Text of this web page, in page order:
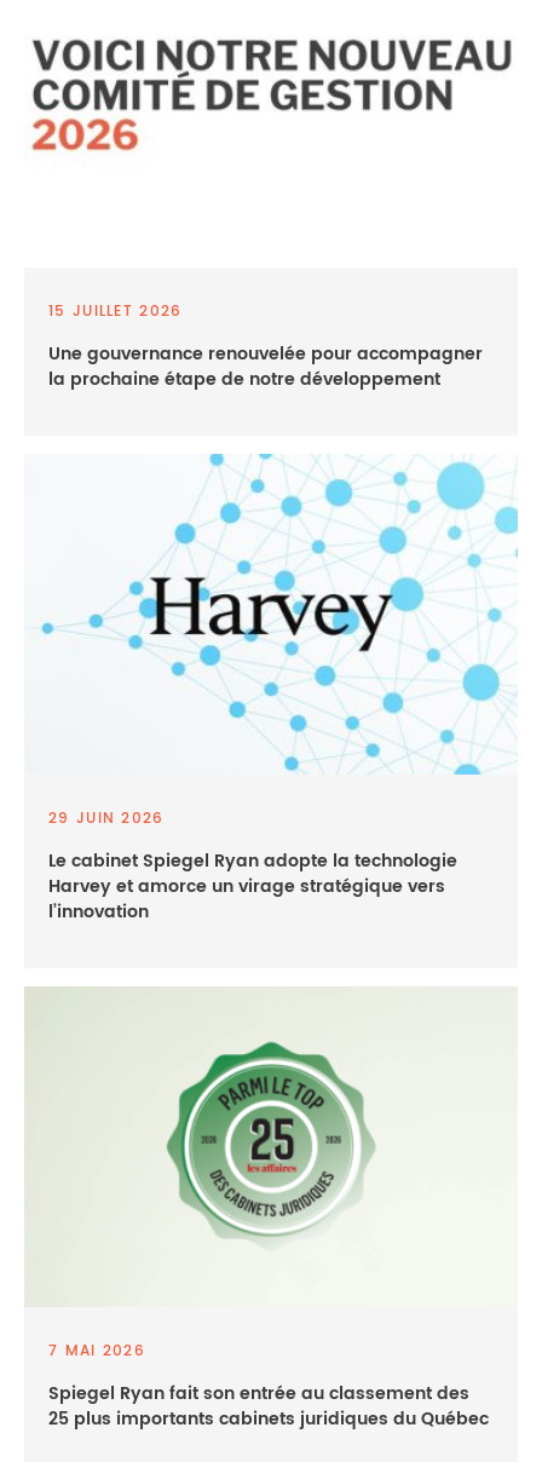
15 JUILLET 2026
Une gouvernance renouvelée pour accompagner
la prochaine étape de notre développement
29 JUIN 2026
Le cabinet Spiegel Ryan adopte la technologie
Harvey et amorce un virage stratégique vers
l’innovation
7 MAI 2026
Spiegel Ryan fait son entrée au classement des
25 plus importants cabinets juridiques du Québec